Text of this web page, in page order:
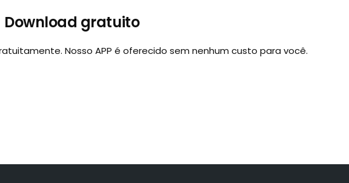
Download gratuito
Nosso APP é oferecido sem nenhum custo para você.